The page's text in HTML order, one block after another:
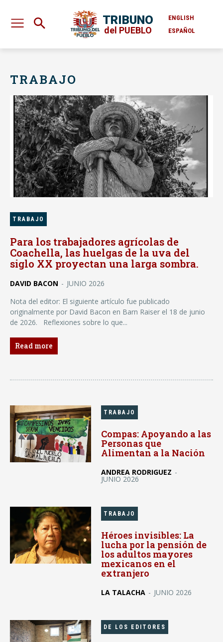
TRIBUNO
del PUEBLO
ENGLISH
ESPAÑOL
TRABAJO
TRABAJO
Para los trabajadores agrícolas de
Coachella, las huelgas de la uva del
siglo XX proyectan una larga sombra.
DAVID BACON - JUNIO 2026
Nota del editor: El siguiente artículo fue publicado
originalmente por David Bacon en Barn Raiser el 18 de junio
de 2026. Reflexiones sobre lo que...
Read more
TRABAJO
Compas: Apoyando a las
Personas que
Alimentan a la Nación
ANDREA RODRIGUEZ -
JUNIO 2026
TRABAJO
Héroes invisibles: La
lucha por la pensión de
los adultos mayores
mexicanos en el
extranjero
LA TALACHA - JUNIO 2026
DE LOS EDITORES